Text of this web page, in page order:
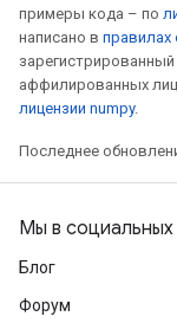
примеры кода – по
написано в правилах
аффилированных
лицензии numpy.
Последнее
Мы в социальных
Блог
Форум